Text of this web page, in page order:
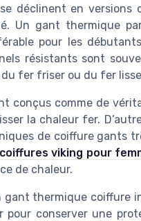
déclinent en
Un gant thermique
pour les
résistants sont
du fer friser ou du fer
conçus comme de
la chaleur fer.
de coiffure gants
coiffures viking pour
de chaleur.
gant thermique
pour conserver une